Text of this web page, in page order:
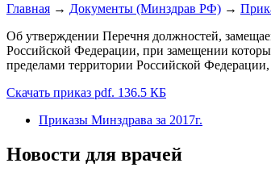
Главная → Документы (Минздрав РФ) →
Об утверждении Перечня должностей,
Российской Федерации, при замещении
пределами территории Российской
Скачать приказ pdf. 136.5 КБ
Приказы Минздрава за 2017г.
Новости для врачей